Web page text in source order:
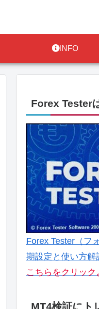
INFO
Forex Tester
Forex Tester（フ
期設定と使い方解
こちらをクリック
MT4検証にト